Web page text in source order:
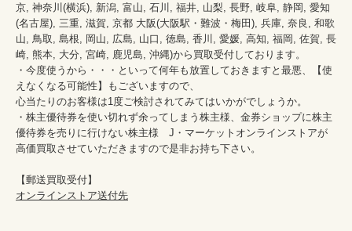
京, 神奈川(横浜), 新潟, 富山, 石川, 福井, 山梨, 長野, 岐阜, 静岡, 愛知
(名古屋), 三重, 滋賀, 京都 大阪(大阪駅・難波・梅田), 兵庫, 奈良, 和歌
山, 鳥取, 島根, 岡山, 広島, 山口, 徳島, 香川, 愛媛, 高知, 福岡, 佐賀, 長
崎, 熊本, 大分, 宮崎, 鹿児島, 沖縄)から買取受付しております。
・今度使うから・・・といって何年も放置しておきますと最悪、【使
えなくなる可能性】もございますので、
心当たりのお客様は1度ご検討されてみてはいかがでしょうか。
・株主優待券を使い切れず余ってしまう株主様、金券ショップに株主
優待券を売りに行けない株主様　J・マーケットオンラインストアが
高価買取させていただきますので是非お持ち下さい。
オンラインストア送付先